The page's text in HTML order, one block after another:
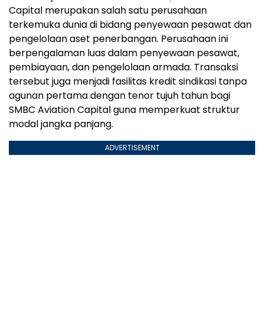
Capital merupakan salah satu perusahaan
terkemuka dunia di bidang penyewaan pesawat dan
pengelolaan aset penerbangan. Perusahaan ini
berpengalaman luas dalam penyewaan pesawat,
pembiayaan, dan pengelolaan armada. Transaksi
tersebut juga menjadi fasilitas kredit sindikasi tanpa
agunan pertama dengan tenor tujuh tahun bagi
SMBC Aviation Capital guna memperkuat struktur
modal jangka panjang.
ADVERTISEMENT